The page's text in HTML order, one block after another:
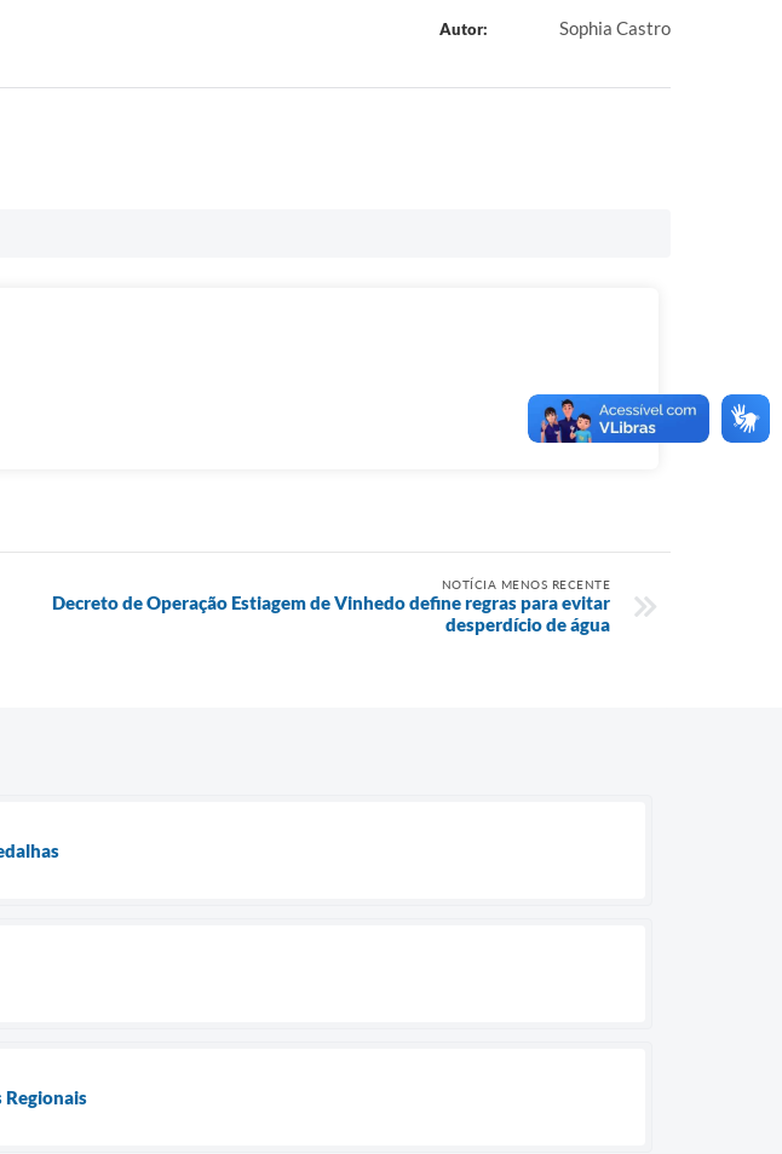
Autor: Sophia Castro
NOTÍCIA MENOS RECENTE
Decreto de Operação Estiagem de Vinhedo define regras para evitar
desperdício de água
Regionais